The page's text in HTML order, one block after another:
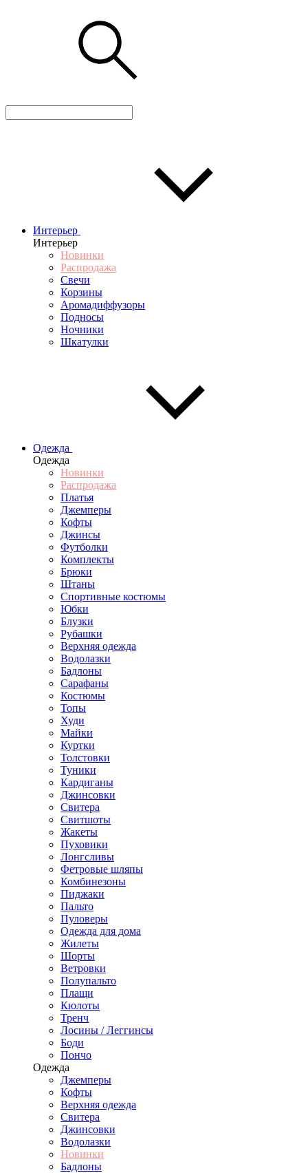
Интерьер
Интерьер
Новинки
Распродажа
Свечи
Корзины
Аромадиффузоры
Подносы
Ночники
Шкатулки
Одежда
Одежда
Новинки
Распродажа
Платья
Джемперы
Кофты
Джинсы
Футболки
Комплекты
Брюки
Штаны
Спортивные костюмы
Юбки
Блузки
Рубашки
Верхняя одежда
Водолазки
Бадлоны
Сарафаны
Костюмы
Топы
Худи
Майки
Куртки
Толстовки
Туники
Кардиганы
Джинсовки
Свитера
Свитшоты
Жакеты
Пуховики
Лонгсливы
Фетровые шляпы
Комбинезоны
Пиджаки
Пальто
Пуловеры
Одежда для дома
Жилеты
Шорты
Ветровки
Полупальто
Плащи
Кюлоты
Тренч
Лосины / Леггинсы
Боди
Пончо
Одежда
Джемперы
Кофты
Верхняя одежда
Свитера
Джинсовки
Водолазки
Новинки
Бадлоны